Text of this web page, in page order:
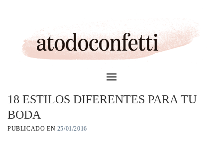
18 ESTILOS DIFERENTES PARA TU
BODA
PUBLICADO EN 25/01/2016